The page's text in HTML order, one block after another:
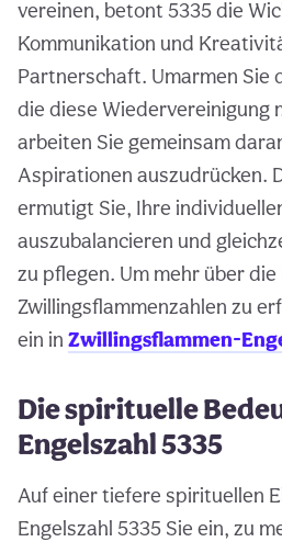
vereinen, betont 5335 die
Kommunikation und
Partnerschaft. Umarmen Sie
die diese Wiedervereinigung
arbeiten Sie gemeinsam
Aspirationen auszudrücken.
ermutigt Sie, Ihre
auszubalancieren und
zu pflegen. Um mehr über
Zwillingsflammenzahlen zu
ein in Zwillingsflammen-
Die spirituelle
Engelszahl 5335
Auf einer tiefere spirituellen
Engelszahl 5335 Sie ein, zu